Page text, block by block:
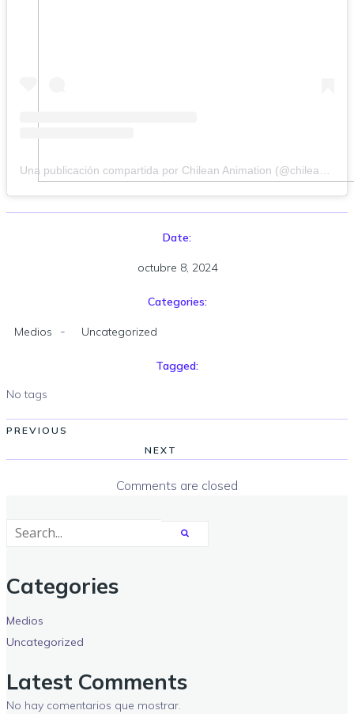
Una publicación compartida por Chilean Animation (@chileananimation)
Date:
octubre 8, 2024
Categories:
Medios - Uncategorized
Tagged:
No tags
PREVIOUS
NEXT
Comments are closed
Categories
Medios
Uncategorized
Latest Comments
No hay comentarios que mostrar.